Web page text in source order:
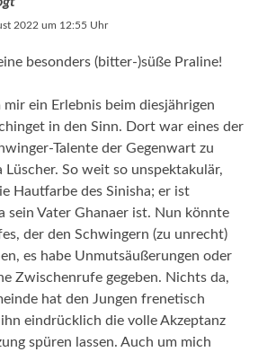
2022 um 12:55 Uhr
besonders (bitter-)süße Praline!
mir ein Erlebnis beim diesjährigen
in den Sinn. Dort war eines der
Talente der Gegenwart zu
Lüscher. So weit so unspektakulär,
Hautfarbe des Sinisha; er ist
sein Vater Ghanaer ist. Nun könnte
der den Schwingern (zu unrecht)
es habe Unmutsäußerungen oder
Zwischenrufe gegeben. Nichts da,
hat den Jungen frenetisch
eindrücklich die volle Akzeptanz
spüren lassen. Auch um mich